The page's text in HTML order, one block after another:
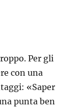
Per gli
con una
«Saper
punta ben